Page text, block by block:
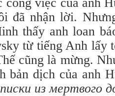
đã nhận lời.
thấy anh loan
từ tiếng Anh lấy
cũng là mừng.
bản dịch của anh
из мертвого